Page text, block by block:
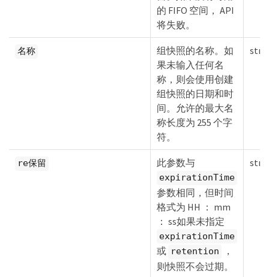
的 FIFO 空间， API
将失败。
名称
组快照的名称。如
果未输入任何名
称，则会使用创建
组快照的日期和时
间。允许的最大名
称长度为 255 个字
符。
re保留 此参数与
expirationTime
参数相同，但时间
格式为 HH ： mm
： ss如果未指定
expirationTime
或 retention
，
则快照不会过期。